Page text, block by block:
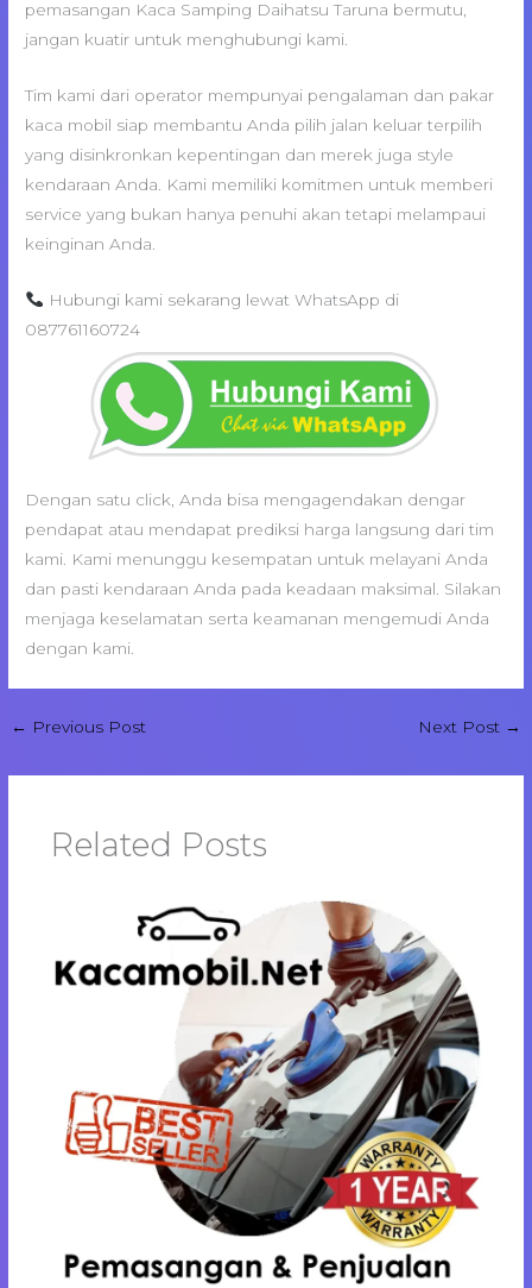
pemasangan Kaca Samping Daihatsu Taruna bermutu,
jangan kuatir untuk menghubungi kami.
Tim kami dari operator mempunyai pengalaman dan pakar
kaca mobil siap membantu Anda pilih jalan keluar terpilih
yang disinkronkan kepentingan dan merek juga style
kendaraan Anda. Kami memiliki komitmen untuk memberi
service yang bukan hanya penuhi akan tetapi melampaui
keinginan Anda.
Hubungi kami sekarang lewat WhatsApp di
087761160724
Dengan satu click, Anda bisa mengagendakan dengar
pendapat atau mendapat prediksi harga langsung dari tim
kami. Kami menunggu kesempatan untuk melayani Anda
dan pasti kendaraan Anda pada keadaan maksimal. Silakan
menjaga keselamatan serta keamanan mengemudi Anda
dengan kami.
← Previous Post Next Post →
Related Posts